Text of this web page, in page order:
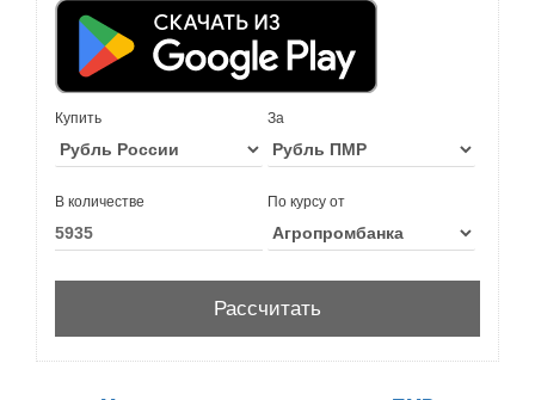
Купить За
В количестве По курсу от